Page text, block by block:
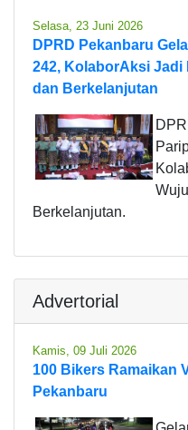
Selasa, 23 Juni 2026
DPRD Pekanbaru
242, KolaborAksi Jadi
dan Berkelanjutan
Berkelanjutan.
Advertorial
Kamis, 09 Juli 2026
100 Bikers Ramaikan
Pekanbaru